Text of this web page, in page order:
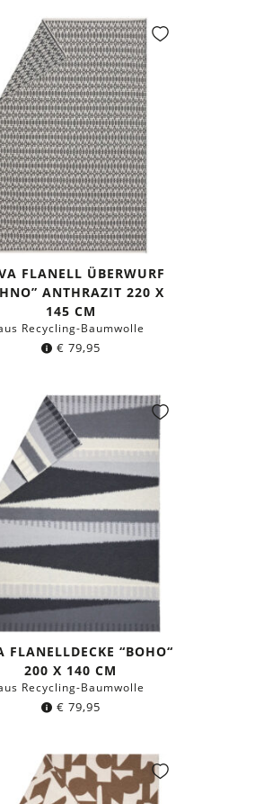
FLANELL ÜBERWURF
ANTHRAZIT 220 X
145 CM
Recycling-Baumwolle
€ 79,95
FLANELLDECKE “BOHO“
200 X 140 CM
Recycling-Baumwolle
€ 79,95